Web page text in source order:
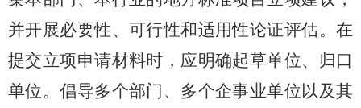
并开展必要性、可行性和适用性论证评估。在
提交立项申请材料时，应明确起草单位、归口
单位。倡导多个部门、多个企事业单位以及其